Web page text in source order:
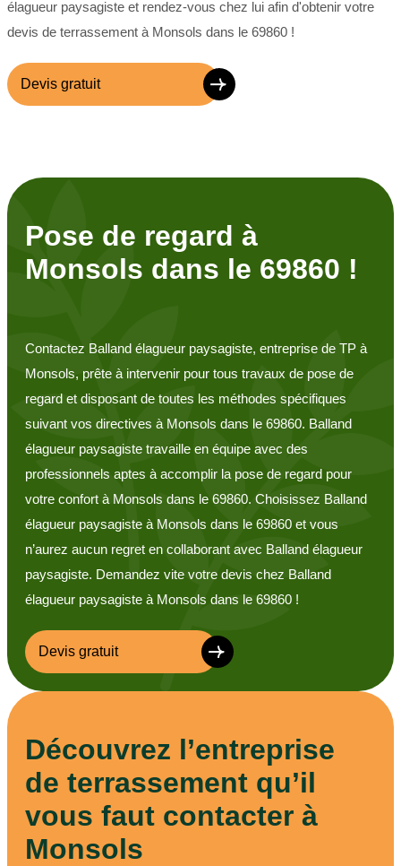
élagueur paysagiste et rendez-vous chez lui afin d'obtenir votre
devis de terrassement à Monsols dans le 69860 !
Devis gratuit
Pose de regard à
Monsols dans le 69860 !
Contactez Balland élagueur paysagiste, entreprise de TP à
Monsols, prête à intervenir pour tous travaux de pose de
regard et disposant de toutes les méthodes spécifiques
suivant vos directives à Monsols dans le 69860. Balland
élagueur paysagiste travaille en équipe avec des
professionnels aptes à accomplir la pose de regard pour
votre confort à Monsols dans le 69860. Choisissez Balland
élagueur paysagiste à Monsols dans le 69860 et vous
n’aurez aucun regret en collaborant avec Balland élagueur
paysagiste. Demandez vite votre devis chez Balland
élagueur paysagiste à Monsols dans le 69860 !
Devis gratuit
Découvrez l’entreprise
de terrassement qu’il
vous faut contacter à
Monsols